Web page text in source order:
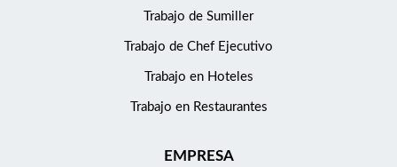
Trabajo de Sumiller
Trabajo de Chef Ejecutivo
Trabajo en Hoteles
Trabajo en Restaurantes
EMPRESA